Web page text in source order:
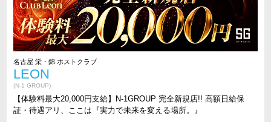
名古屋 栄・錦 ホストクラブ
LEON
(N-1 GROUP)
【体験料最大20,000円支給】N-1GROUP 完全新規店!! 高額日給保
証・待遇アリ、ここは『実力で未来を変える場所。』